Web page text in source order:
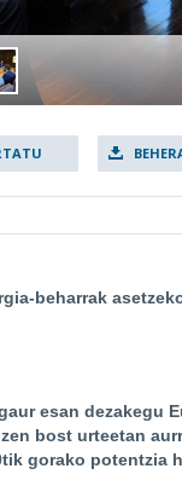
beharrak
esan dezakegu
bost urteetan
gorako potentzia